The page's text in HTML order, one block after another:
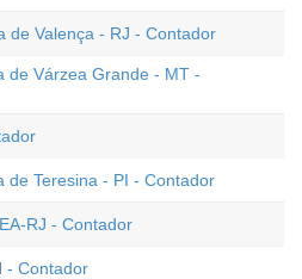
de Valença - RJ - Contador
de Várzea Grande - MT -
de Teresina - PI - Contador
RJ - Contador
- Contador